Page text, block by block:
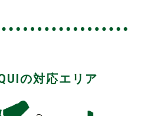
の対応エリア